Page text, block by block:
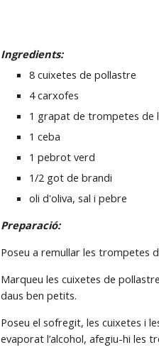
Ingredients:
8 cuixetes de pollastre
4 carxofes
1 grapat de trompetes de
1 ceba
1 pebrot verd
1/2 got de brandi
oli d'oliva, sal i pebre
Preparació:
Poseu a remullar les trompetes
Marqueu les cuixetes de
daus ben petits.
Poseu el sofregit, les cuixetes i
evaporat l’alcohol, afegiu-hi les